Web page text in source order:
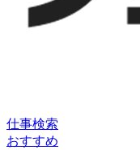
仕事検索
おすすめ